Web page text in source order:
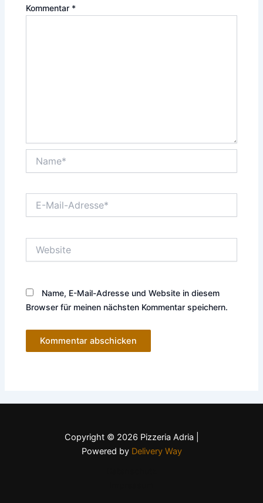
Kommentar *
Mail-
Name, E-Mail-Adresse und Website in diesem
Browser für meinen nächsten Kommentar speichern.
Copyright © 2026 Pizzeria Adria |
Powered by Delivery Way